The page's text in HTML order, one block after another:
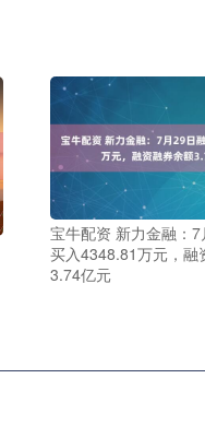
宝牛配资 新力金融：
买入4348.81万元，融
3.74亿元